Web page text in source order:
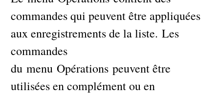
commandes qui peuvent être appliquées
aux enregistrements de la liste. Les
commandes
du menu Opérations peuvent être
utilisées en complément ou en